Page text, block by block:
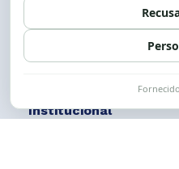
Siga nossas redes
Institucional